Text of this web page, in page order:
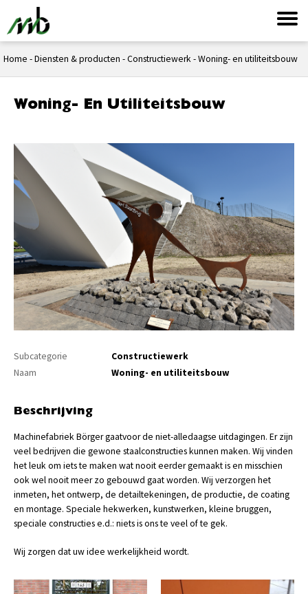
Home -Diensten & producten -Constructiewerk-Woning- en utiliteitsbouw
Woning- En Utiliteitsbouw
Subcategorie
Constructiewerk
Naam
Woning- en utiliteitsbouw
Beschrijving
Machinefabriek Börger gaatvoor de niet-alledaagse uitdagingen. Er zijn
veel bedrijven die gewone staalconstructies kunnen maken. Wij vinden
het leuk om iets te maken wat nooit eerder gemaakt is en misschien
ook wel nooit meer zo gebouwd gaat worden. Wij verzorgen het
inmeten, het ontwerp, de detailtekeningen, de productie, de coating
en montage. Speciale hekwerken, kunstwerken, kleine bruggen,
speciale constructies e.d.: niets is ons te veel of te gek.
Wij zorgen dat uw idee werkelijkheid wordt.